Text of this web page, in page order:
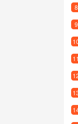
8
9
11